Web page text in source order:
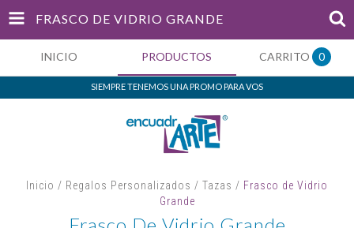
FRASCO DE VIDRIO GRANDE
INICIO PRODUCTOS CARRITO 0
SIEMPRE TENEMOS UNA PROMO PARA VOS
Inicio / Regalos Personalizados / Tazas / Frasco de Vidrio
Grande